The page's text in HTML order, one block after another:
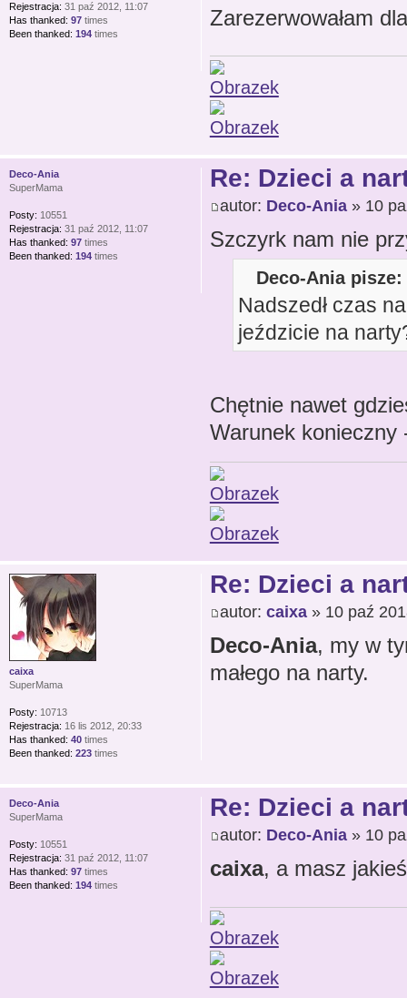
Zarezerwowałam
Rejestracja: 31 paź 2012, 11:07
Has thanked: 97 times
Been thanked: 194 times
Re: Dzieci a
autor: Deco-Ania» 10
Szczyrk nam nie
Deco-Ania pisze:
Nadszedł czas
jeździcie na
Chętnie nawet
Warunek konieczny
Deco-Ania
SuperMama
Posty: 10551
Rejestracja: 31 paź 2012, 11:07
Has thanked: 97 times
Been thanked: 194 times
Re: Dzieci a
autor: caixa» 10 paź
Deco-Ania, my w
małego na narty.
caixa
SuperMama
Posty: 10713
Rejestracja: 16 lis 2012, 20:33
Has thanked: 40 times
Been thanked: 223 times
Re: Dzieci a
autor: Deco-Ania» 10
caixa, a masz
Deco-Ania
SuperMama
Posty: 10551
Rejestracja: 31 paź 2012, 11:07
Has thanked: 97 times
Been thanked: 194 times